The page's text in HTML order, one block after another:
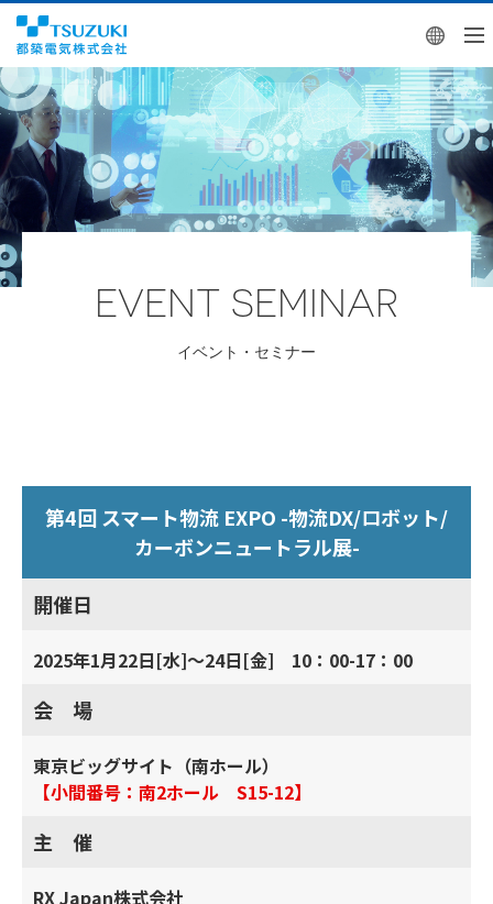
EVENT SEMINAR
イベント・セミナー
第4回 スマート物流 EXPO -物流DX/ロボット/
カーボンニュートラル展-
開催日
2025年1月22日[水]～24日[金] 10：00-17：00
会 場
東京ビッグサイト（南ホール）
【小間番号：南2ホール S15-12】
主 催
RX Japan株式会社